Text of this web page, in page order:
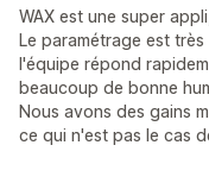
WAX est une super
Le paramétrage est
l'équipe répond
beaucoup de bonne
Nous avons des gains
ce qui n'est pas le cas